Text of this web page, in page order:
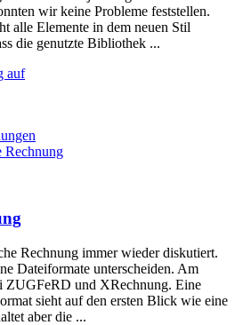
wir keine Probleme feststellen.
alle Elemente in dem neuen Stil
die genutzte Bibliothek ...
auf
Rechnung
Rechnung immer wieder diskutiert.
Dateiformate unterscheiden. Am
ZUGFeRD und XRechnung. Eine
sieht auf den ersten Blick wie eine
aber die ...